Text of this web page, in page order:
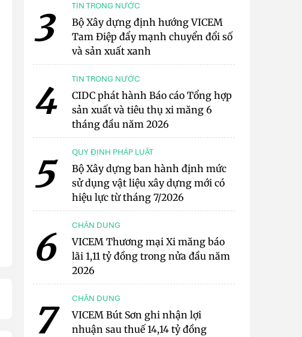
3 TIN TRONG NƯỚC
Bộ Xây dựng định hướng VICEM
Tam Điệp đẩy mạnh chuyển đổi số
và sản xuất xanh
4 TIN TRONG NƯỚC
CIDC phát hành Báo cáo Tổng hợp
sản xuất và tiêu thụ xi măng 6
tháng đầu năm 2026
5 QUY ĐỊNH PHÁP LUẬT
Bộ Xây dựng ban hành định mức
sử dụng vật liệu xây dựng mới có
hiệu lực từ tháng 7/2026
6 CHÂN DUNG
VICEM Thương mại Xi măng báo
lãi 1,11 tỷ đồng trong nửa đầu năm
2026
7 CHÂN DUNG
VICEM Bút Sơn ghi nhận lợi
nhuận sau thuế 14,14 tỷ đồng